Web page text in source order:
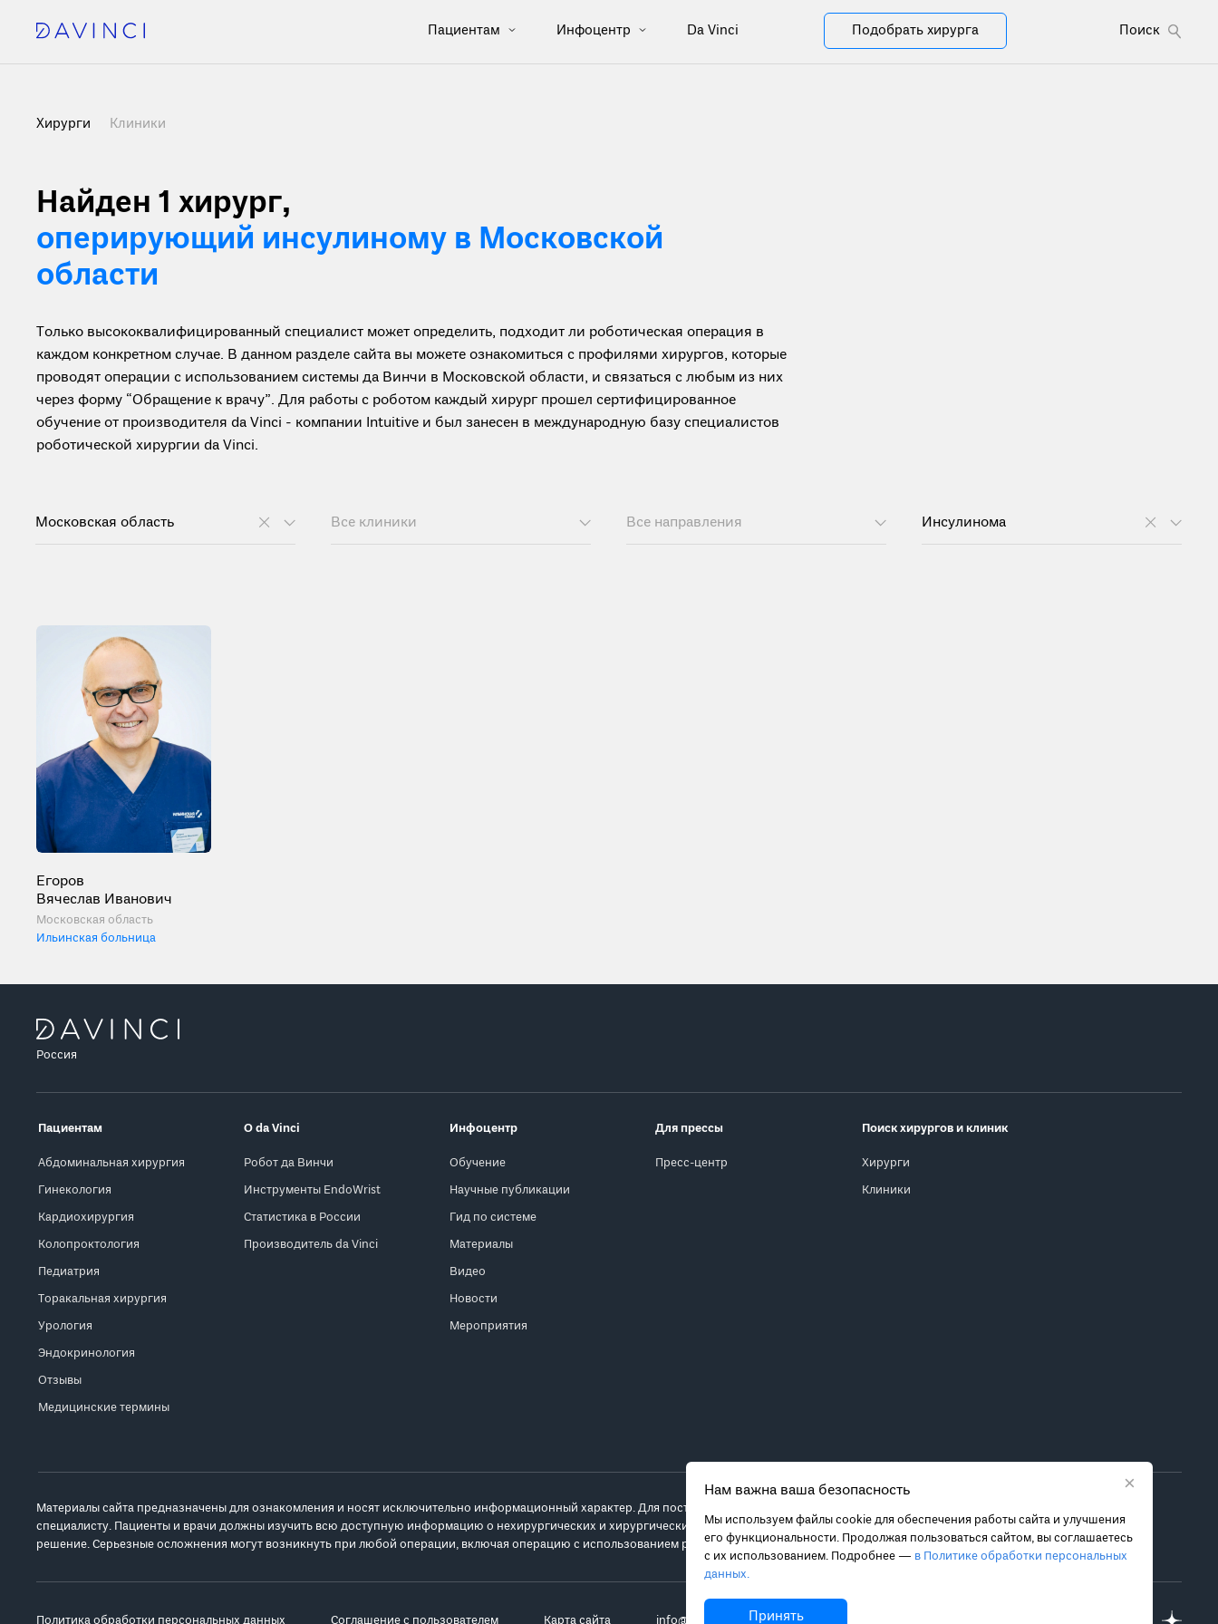
Пациентам Инфоцентр Da Vinci Подобрать хирурга Поиск
Хирурги Клиники
Найден 1 хирург,
оперирующий инсулиному в Московской
области
Только высококвалифицированный специалист может определить, подходит ли роботическая операция в
каждом конкретном случае. В данном разделе сайта вы можете ознакомиться с профилями хирургов, которые
проводят операции с использованием системы да Винчи в Московской области, и связаться с любым из них
через форму “Обращение к врачу”. Для работы с роботом каждый хирург прошел сертифицированное
обучение от производителя da Vinci - компании Intuitive и был занесен в международную базу специалистов
роботической хирургии da Vinci.
Московская область Все клиники Все направления Инсулинома
Егоров
Вячеслав Иванович
Московская область
Ильинская больница
×
Нам важна ваша безопасность
Мы используем файлы cookie для обеспечения работы сайта и улучшения
его функциональности. Продолжая пользоваться сайтом, вы соглашаетесь
с их использованием. Подробнее — в Политике обработки персональных
данных.
Принять
Россия
Пациентам
Абдоминальная хирургия
Гинекология
Кардиохирургия
Колопроктология
Педиатрия
Торакальная хирургия
Урология
Эндокринология
Отзывы
Медицинские термины
О da Vinci
Робот да Винчи
Инструменты EndoWrist
Статистика в России
Производитель da Vinci
Инфоцентр
Обучение
Научные публикации
Гид по системе
Материалы
Видео
Новости
Мероприятия
Для прессы
Пресс-центр
Поиск хирургов и клиник
Хирурги
Клиники
Материалы сайта предназначены для ознакомления и носят исключительно информационный характер. Для постановки диагноза и выбора метода лечения обратитесь за консультацией к
специалисту. Пациенты и врачи должны изучить всю доступную информацию о нехирургических и хирургических вариантах лечения и связанных с ними рисках, чтобы принять обоснованное
решение. Серьезные осложнения могут возникнуть при любой операции, включая операцию с использованием робота da Vinci.
Политика обработки персональных данных Соглашение с пользователем Карта сайта info@robot-davinci.ru